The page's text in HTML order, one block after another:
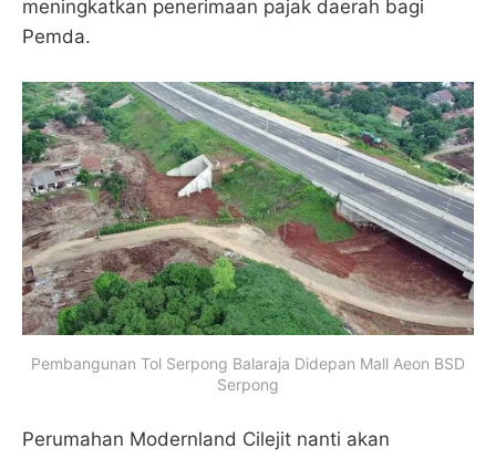
meningkatkan penerimaan pajak daerah bagi
Pemda.
Pembangunan Tol Serpong Balaraja Didepan Mall Aeon BSD
Serpong
Perumahan Modernland Cilejit nanti akan